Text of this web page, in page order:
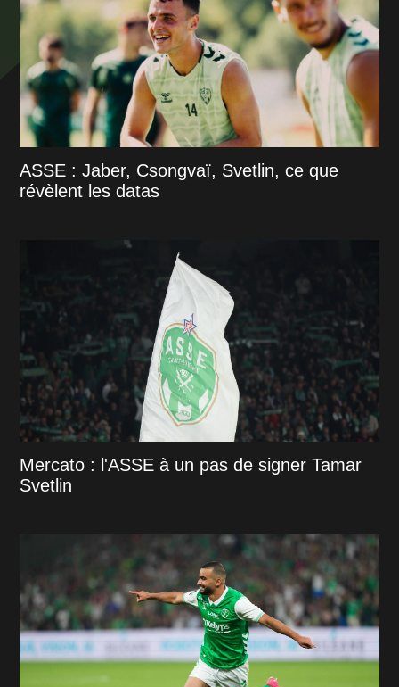
ASSE : Jaber, Csongvaï, Svetlin, ce que
révèlent les datas
Mercato : l'ASSE à un pas de signer Tamar
Svetlin